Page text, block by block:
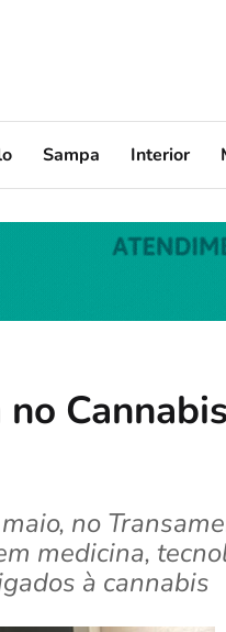
Sampa Interior
no
medicina,
à cannabis